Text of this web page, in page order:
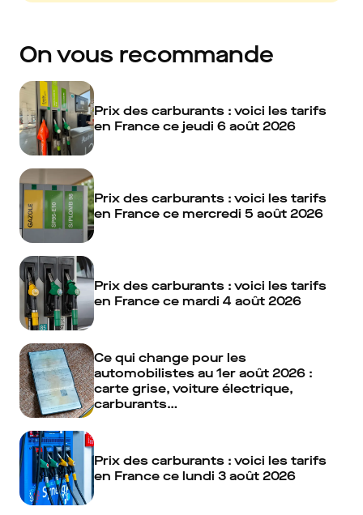
On vous recommande
Prix des carburants : voici les tarifs
en France ce jeudi 6 août 2026
Prix des carburants : voici les tarifs
en France ce mercredi 5 août 2026
Prix des carburants : voici les tarifs
en France ce mardi 4 août 2026
Ce qui change pour les
automobilistes au 1er août 2026 :
carte grise, voiture électrique,
carburants…
Prix des carburants : voici les tarifs
en France ce lundi 3 août 2026